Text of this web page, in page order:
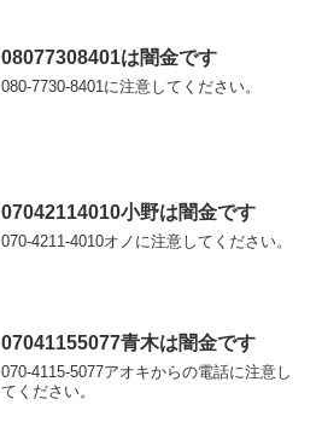
08077308401は闇金です
080-7730-8401に注意してください。
07042114010小野は闇金です
070-4211-4010オノに注意してください。
07041155077青木は闇金です
070-4115-5077アオキからの電話に注意し
てください。